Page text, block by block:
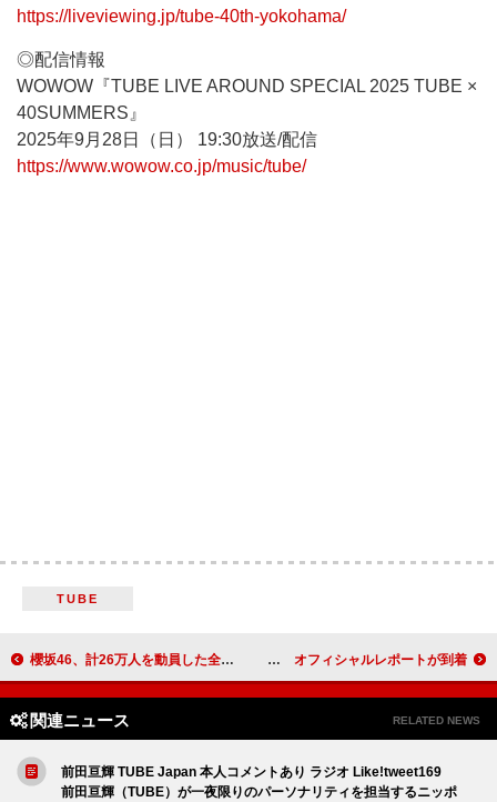
https://liveviewing.jp/tube-40th-yokohama/
◎配信情報
WOWOW『TUBE LIVE AROUND SPECIAL 2025 TUBE ×
40SUMMERS』
2025年9月28日（日） 19:30放送/配信
https://www.wowow.co.jp/music/tube/
TUBE
櫻坂46、計26万人を動員した全国ツアーのファイナル公演を京セラドーム大阪にて開催「今の櫻坂46の最高地点をぜひ目に焼き付けてください！」 工藤大輝（Da-iCE）、claquepotとのツーマン・ライブツアー追加公演を開催 オフィシャルレポートが到着
関連ニュース RELATED NEWS
前田亘輝 TUBE Japan 本人コメントあり ラジオ Like!tweet169
前田亘輝（TUBE）が一夜限りのパーソナリティを担当するニッポ